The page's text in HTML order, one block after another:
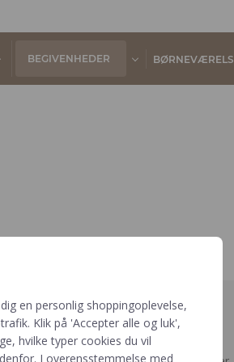
BEGIVENHEDER
bog
Tilmeld
en personlig shoppingoplevelse,
Klik på 'Accepter alle og luk',
hvilke typer cookies du vil
I overensstemmelse med